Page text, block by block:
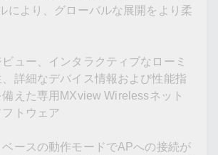
により、グローバルな展開をより柔
ュー、インタラクティブなローミ
詳細なデバイス情報および性能指
えた専用MXview Wirelessネット
トウェア
ースの動作モードでAPへの接続が